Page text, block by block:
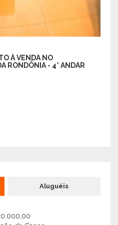
À VENDA NO
RONDÔNIA - 4° ANDAR
Aluguéis